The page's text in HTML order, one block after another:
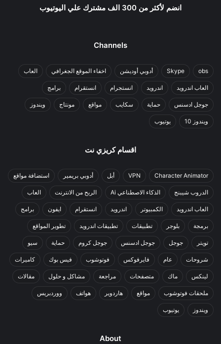
انضم لأكثر من 300 الف مشترك علي اليوتيوب
Channels
obs
Skype أدوبي أوديشن اخفاء الموقع الجغرافي العاب
العاب اندرويد اندرويد انستجرام انستقرام برامج
جوجل ادسنس حماية سكايب مواقع مونتاج ويندوز
ويندوز 10 يوتيوب
اقسام كريزي نت
Character Animator
VPN أبل أدوبي بريمير استضافة مواقع
الدروب شيبنج الذكاء الاصطناعي Ai الربح من الانترنت العاب
العاب اندرويد الكمبيوتر اندرويد انستقرام ايفون برامج
برمجة بلوجر تطبيقات تطبيقات اندرويد تطوير المواقع
تويتر جوجل جوجل ادسنس جوجل كروم حماية سيو
شروحات عام فايرفوكس فوتوشوب فيس بوك كاميرات
لينكس ماك متصفحات مراجعة مشاكل و حلول مقالات
ملحقات فوتوشوب مواقع هاردوير هواتف ووردبريس
ويندوز يوتيوب
About